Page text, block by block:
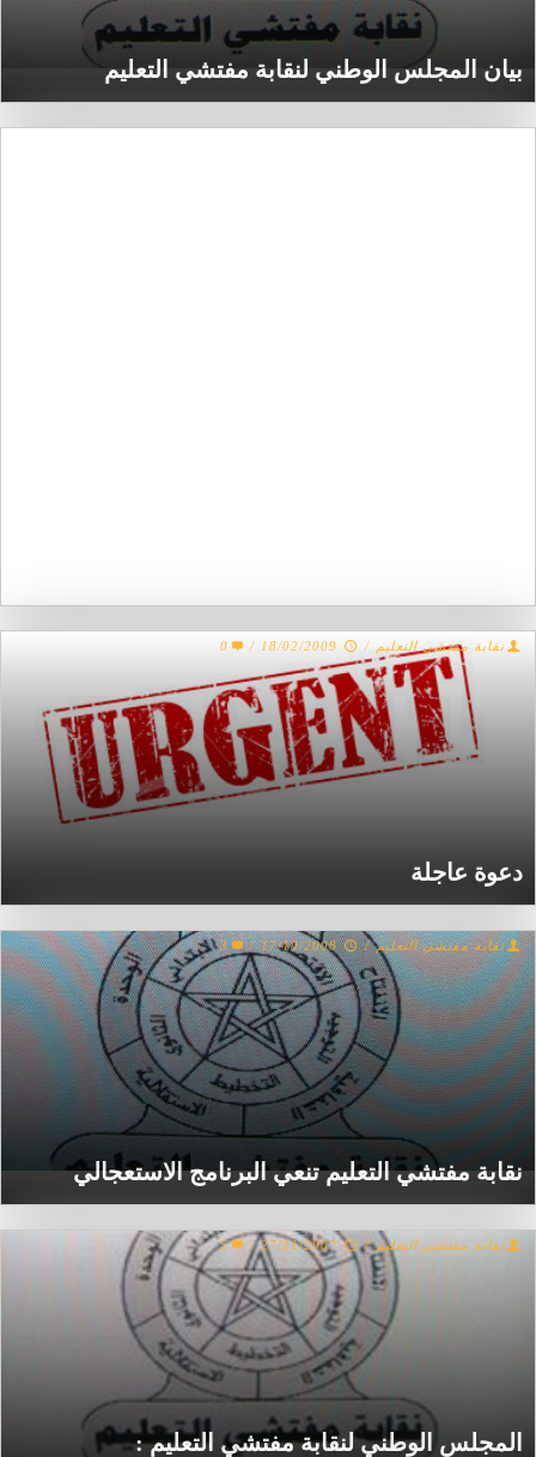
بيان المجلس الوطني لنقابة مفتشي التعليم
دعوة عاجلة
نقابة مفتشي التعليم /
18/02/2009
/
0
نقابة مفتشي التعليم تنعي البرنامج الاستعجالي
نقابة مفتشي التعليم /
17/10/2008
/
3
المجلس الوطني لنقابة مفتشي التعليم :
نقابة مفتشي التعليم /
27/11/2007
/
5